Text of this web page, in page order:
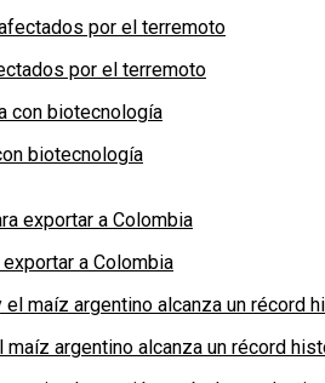
por el terremoto
biotecnología
a Colombia
argentino alcanza un récord